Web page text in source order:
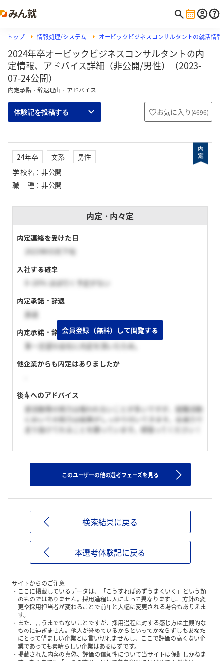
トップ 情報処理/システム オービックビジネスコンサルタントの就活情
2024年卒オービックビジネスコンサルタントの内
定情報、アドバイス詳細（非公開/男性）（2023-
07-24公開）
内定承諾・辞退理由・アドバイス
体験記を投稿する お気に入り (4696)
24年卒 文系
男性
学校名 ： 非公開
職種 ： 非公開
内定・内々定
内定連絡を受けた日
2023年03月下旬
入社する確率
0~20% ほぼ行く予定がない
内定承諾・辞退
辞退
内定承諾・辞退理由
第一志望の会社に内定を頂いたため。
他企業からも内定はありましたか
後輩へのアドバイス
部活動等の努力は報われないことが多いですが、就職活動
においての努力は結果がしっかり付いてきます。全速力で
走り抜けてれることを願っています。頑張ってください！
会員登録（無料）して閲覧する
このユーザーの他の選考フェーズを見る
検索結果に戻る
本選考体験記に戻る
サイトからのご注意
ここに掲載しているデータは、「こうすれば必ずうまくいく」という類
のものではありません。採用過程は人によって異なりますし、方針の変
更や採用担当者が変わることで前年と大幅に変更される場合もありえま
す。
また、言うまでもないことですが、採用過程に対する感じ方は主観的な
ものに過ぎません。他人が誉めているからといってかならずしもあなた
にとって望ましい企業とは言い切れませんし、ここで評価の高くない企
業であっても素晴らしい企業はあるはずです。
掲載された内容の真偽、評価の信頼性について当サイトは保証しかねま